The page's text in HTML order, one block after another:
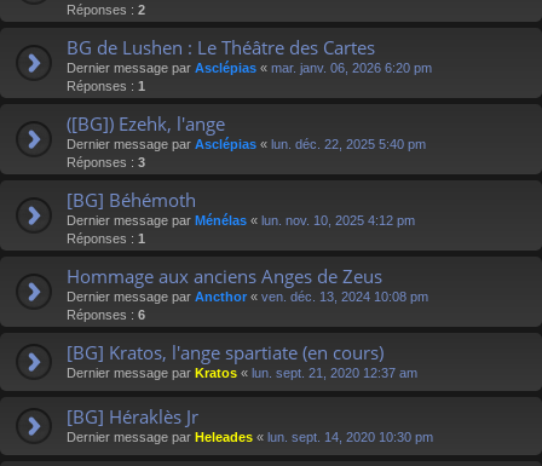
Réponses : 2
BG de Lushen : Le Théâtre des Cartes
Dernier message par Asclépias « mar. janv. 06, 2026 6:20 pm
Réponses : 1
([BG]) Ezehk, l'ange
Dernier message par Asclépias « lun. déc. 22, 2025 5:40 pm
Réponses : 3
[BG] Béhémoth
Dernier message par Ménélas « lun. nov. 10, 2025 4:12 pm
Réponses : 1
Hommage aux anciens Anges de Zeus
Dernier message par Ancthor « ven. déc. 13, 2024 10:08 pm
Réponses : 6
[BG] Kratos, l'ange spartiate (en cours)
Dernier message par Kratos « lun. sept. 21, 2020 12:37 am
[BG] Héraklès Jr
Dernier message par Heleades « lun. sept. 14, 2020 10:30 pm